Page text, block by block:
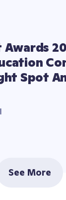
Spot
See More